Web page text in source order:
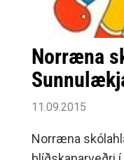
Norræna
11.09.2015
Norræna